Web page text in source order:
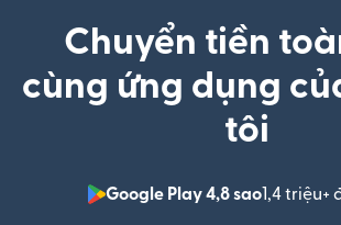
Chuyển tiền
cùng ứng dụng
tôi
Google Play 4,8 sao1,4 triệu+